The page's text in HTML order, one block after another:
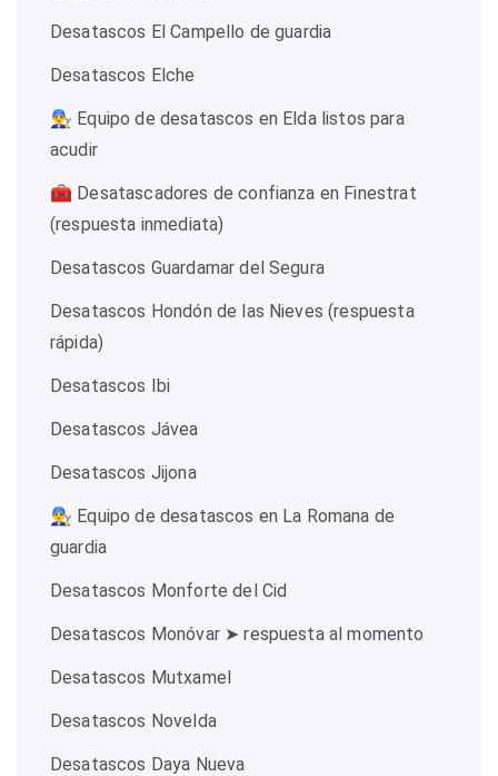
Desatascos El Campello de guardia
Desatascos Elche
👨‍🔧 Equipo de desatascos en Elda listos para
acudir
🧰 Desatascadores de confianza en Finestrat
(respuesta inmediata)
Desatascos Guardamar del Segura
Desatascos Hondón de las Nieves (respuesta
rápida)
Desatascos Ibi
Desatascos Jávea
Desatascos Jijona
👨‍🔧 Equipo de desatascos en La Romana de
guardia
Desatascos Monforte del Cid
Desatascos Monóvar ➤ respuesta al momento
Desatascos Mutxamel
Desatascos Novelda
Desatascos Daya Nueva